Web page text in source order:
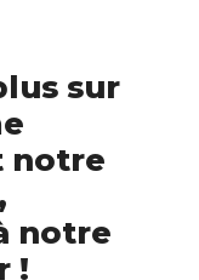
sur
notre
notre
!